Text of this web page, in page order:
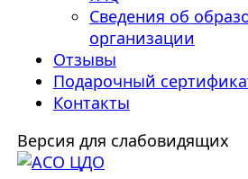
Сведения об
организации
Отзывы
Подарочный
Контакты
Версия для слабовидящих